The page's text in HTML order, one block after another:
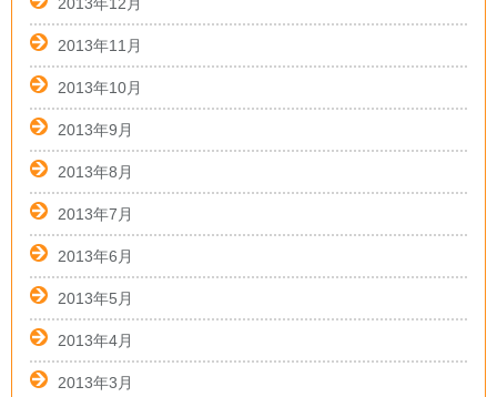
2013年11月
2013年10月
2013年9月
2013年8月
2013年7月
2013年6月
2013年5月
2013年4月
2013年3月